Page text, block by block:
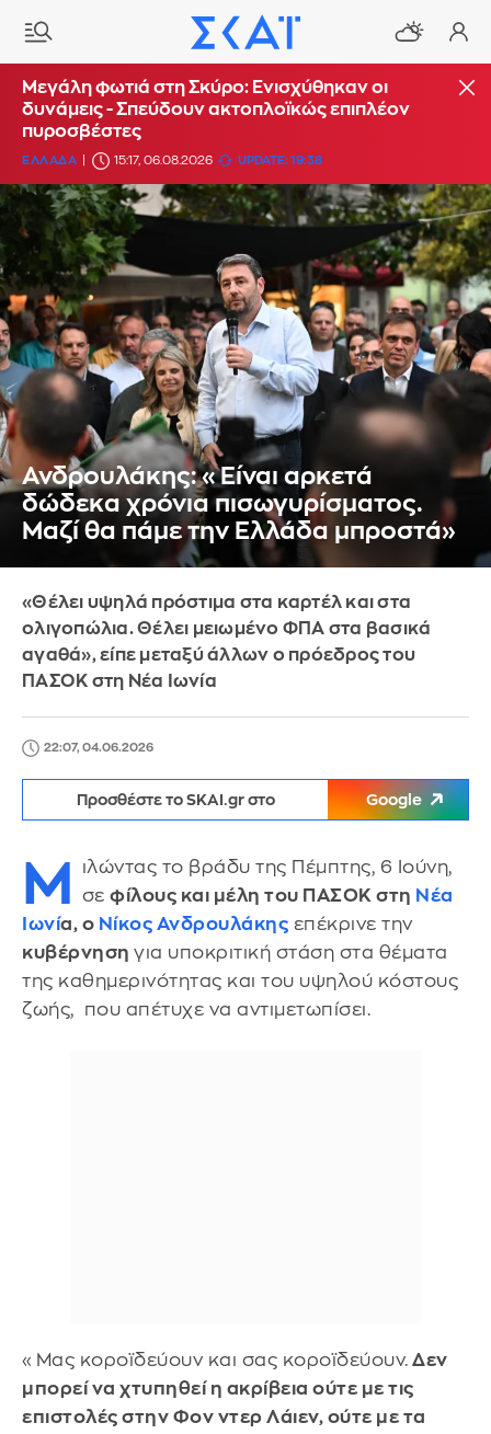
Μεγάλη φωτιά στη Σκύρο: Ενισχύθηκαν οι
δυνάμεις - Σπεύδουν ακτοπλοϊκώς επιπλέον
πυροσβέστες
ΕΛΛΑΔΑ 15:17, 06.08.2026 UPDATE: 19:38
Ανδρουλάκης: «Είναι αρκετά
δώδεκα χρόνια πισωγυρίσματος.
Μαζί θα πάμε την Ελλάδα μπροστά»
«Θέλει υψηλά πρόστιμα στα καρτέλ και στα
ολιγοπώλια. Θέλει μειωμένο ΦΠΑ στα βασικά
αγαθά», είπε μεταξύ άλλων ο πρόεδρος του
ΠΑΣΟΚ στη Νέα Ιωνία
22:07, 04.06.2026
Προσθέστε το SKAI.gr στο Google
Μ
ιλώντας το βράδυ της Πέμπτης, 6 Ιούνη,
σε φίλους και μέλη του ΠΑΣΟΚ στη Νέα
Ιωνία, ο Νίκος Ανδρουλάκης επέκρινε την
κυβέρνηση για υποκριτική στάση στα θέματα
της καθημερινότητας και του υψηλού κόστους
ζωής, που απέτυχε να αντιμετωπίσει.
«Μας κοροϊδεύουν και σας κοροϊδεύουν. Δεν
μπορεί να χτυπηθεί η ακρίβεια ούτε με τις
επιστολές στην Φον ντερ Λάιεν, ούτε με τα